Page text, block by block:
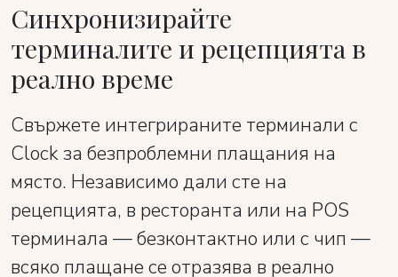
Синхронизирайте
терминалите и рецепцията в
реално време
Свържете интегрираните терминали с
Clock за безпроблемни плащания на
място. Независимо дали сте на
рецепцията, в ресторанта или на POS
терминала — безконтактно или с чип —
всяко плащане се отразява в реално